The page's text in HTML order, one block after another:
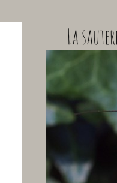
La